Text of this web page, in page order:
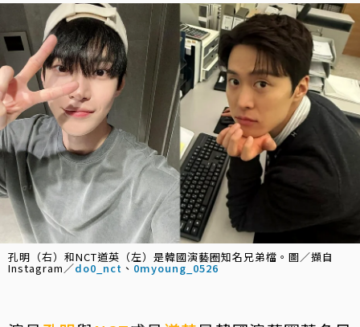
孔明（右）和NCT道英（左）是韓國演藝圈知名兄弟檔。圖／擷自
Instagram／do0_nct 、 0myoung_0526